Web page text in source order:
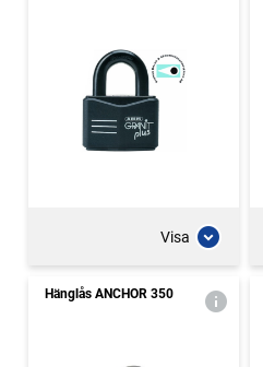
Visa
Hänglås ANCHOR 350